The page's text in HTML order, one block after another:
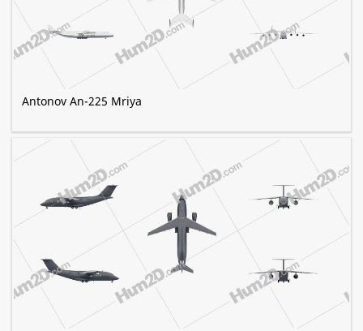
Antonov An-225 Mriya